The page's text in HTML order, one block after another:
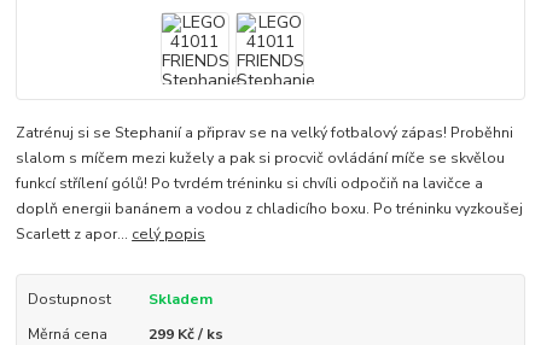
Zatrénuj si se Stephanií a připrav se na velký fotbalový zápas! Proběhni
slalom s míčem mezi kužely a pak si procvič ovládání míče se skvělou
funkcí střílení gólů! Po tvrdém tréninku si chvíli odpočiň na lavičce a
doplň energii banánem a vodou z chladicího boxu. Po tréninku vyzkoušej
Scarlett z apor... celý popis
Dostupnost
Skladem
Měrná cena
299 Kč / ks